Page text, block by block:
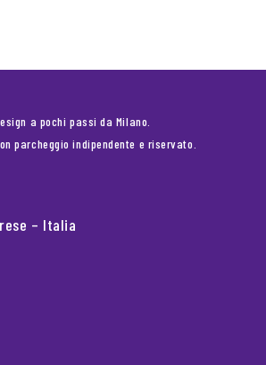
a pochi passi da Milano.
parcheggio indipendente e riservato.
– Italia